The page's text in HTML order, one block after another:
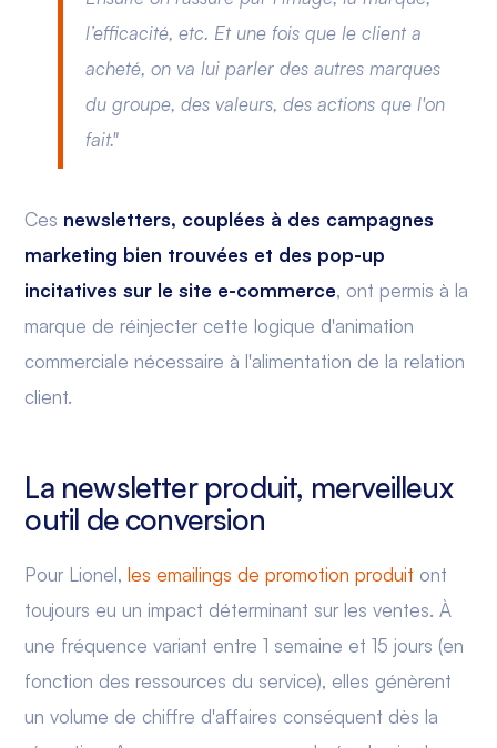
l’efficacité, etc. Et une fois que le client a
acheté, on va lui parler des autres marques
du groupe, des valeurs, des actions que l'on
fait."
Ces newsletters, couplées à des campagnes
marketing bien trouvées et des pop-up
incitatives sur le site e-commerce, ont permis à la
marque de réinjecter cette logique d'animation
commerciale nécessaire à l'alimentation de la relation
client.
La newsletter produit, merveilleux
outil de conversion
Pour Lionel,les emailings de promotion produit ont
toujours eu un impact déterminant sur les ventes. À
une fréquence variant entre 1 semaine et 15 jours (en
fonction des ressources du service), elles génèrent
un volume de chiffre d'affaires conséquent dès la